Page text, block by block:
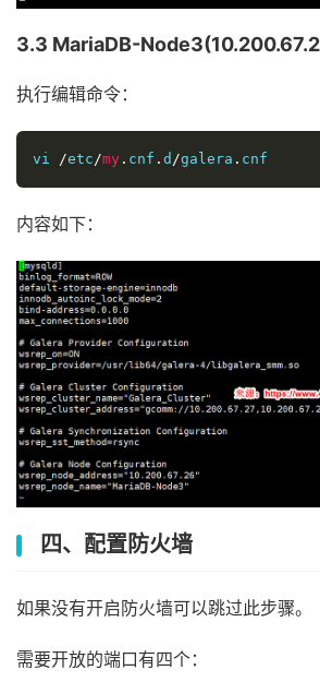
3.3 MariaDB-
执行编辑命令：
vi /etc/my . cnf . d /galera . cnf
内容如下：
四、配置防火墙
如果没有开启防火墙可以跳过此步骤。
需要开放的端口有四个：